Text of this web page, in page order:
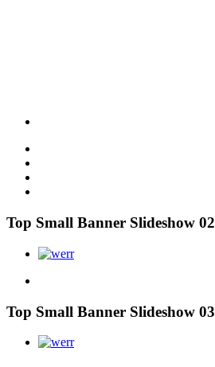
Top Small Banner Slideshow 02
Top Small Banner Slideshow 03